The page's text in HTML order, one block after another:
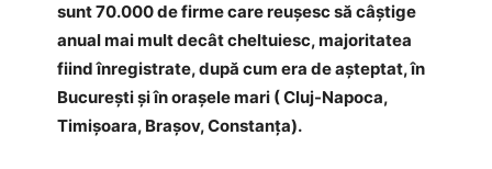
sunt 70.000 de firme care reușesc să câștige
anual mai mult decât cheltuiesc, majoritatea
fiind înregistrate, după cum era de așteptat, în
București și în orașele mari ( Cluj-Napoca,
Timișoara, Brașov, Constanța).